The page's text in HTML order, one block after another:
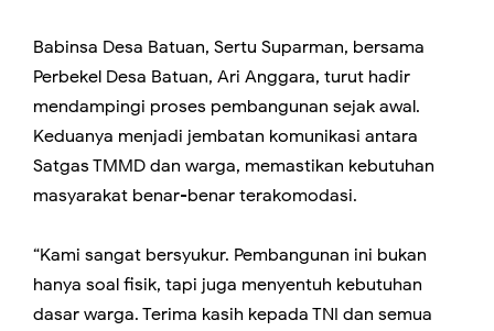
Babinsa Desa Batuan, Sertu Suparman, bersama
Perbekel Desa Batuan, Ari Anggara, turut hadir
mendampingi proses pembangunan sejak awal.
Keduanya menjadi jembatan komunikasi antara
Satgas TMMD dan warga, memastikan kebutuhan
masyarakat benar-benar terakomodasi.
“Kami sangat bersyukur. Pembangunan ini bukan
hanya soal fisik, tapi juga menyentuh kebutuhan
dasar warga. Terima kasih kepada TNI dan semua